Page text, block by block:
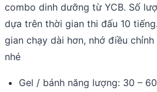
combo dinh dưỡng từ YCB. Số
dựa trên thời gian thi đấu 10
gian chạy dài hơn, nhớ điều
nhé
Gel / bánh năng lượng: 30 –